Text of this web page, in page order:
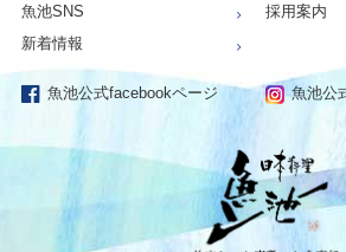
魚池SNS
採用案内
新着情報
魚池公式facebookページ 魚池公